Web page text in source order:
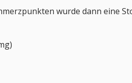
wurde dann eine